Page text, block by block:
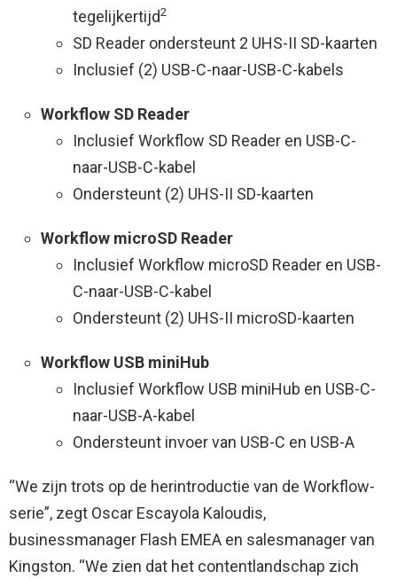
tegelijkertijd2
SD Reader ondersteunt 2 UHS-II SD-kaarten
Inclusief (2) USB-C-naar-USB-C-kabels
Workflow SD Reader
Inclusief Workflow SD Reader en USB-C-
naar-USB-C-kabel
Ondersteunt (2) UHS-II SD-kaarten
Workflow microSD Reader
Inclusief Workflow microSD Reader en USB-
C-naar-USB-C-kabel
Ondersteunt (2) UHS-II microSD-kaarten
Workflow USB miniHub
Inclusief Workflow USB miniHub en USB-C-
naar-USB-A-kabel
Ondersteunt invoer van USB-C en USB-A
“We zijn trots op de herintroductie van de Workflow-
serie”, zegt Oscar Escayola Kaloudis,
businessmanager Flash EMEA en salesmanager van
Kingston. “We zien dat het contentlandschap zich